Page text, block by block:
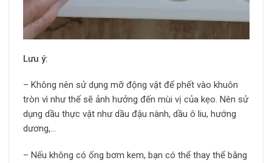
Lưu ý:
– Không nên sử dụng mỡ động vật để phết vào khuôn
tròn vì như thế sẽ ảnh hưởng đến mùi vị của kẹo. Nên sử
dụng dầu thực vật như dầu đậu nành, dầu ô liu, hướng
dương,…
– Nếu không có ống bơm kem, bạn có thể thay thế bằng